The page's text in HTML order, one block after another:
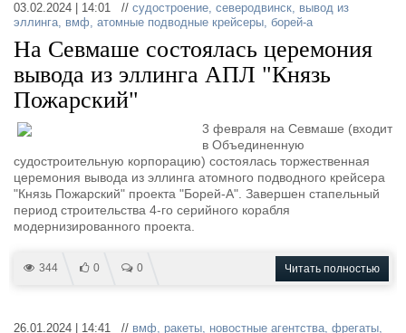
03.02.2024 | 14:01 // судостроение, северодвинск, вывод из
эллинга, вмф, атомные подводные крейсеры, борей-а
На Севмаше состоялась церемония
вывода из эллинга АПЛ "Князь
Пожарский"
3 февраля на Севмаше (входит
в Объединенную
судостроительную корпорацию) состоялась торжественная
церемония вывода из эллинга атомного подводного крейсера
"Князь Пожарский" проекта "Борей-А". Завершен стапельный
период строительства 4-го серийного корабля
модернизированного проекта.
344 0 0 Читать полностью
26.01.2024 | 14:41 // вмф, ракеты, новостные агентства, фрегаты,